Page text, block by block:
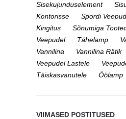
Sisekujunduselement
Kontorisse
Spordi
Kingitus
Sõnumiga
Veepudel
Tähelamp
Vannilina
Vannilina Rätik
Veepudel Lastele
Täiskasvanutele
Öölamp
VIIMASED POSTITUSED